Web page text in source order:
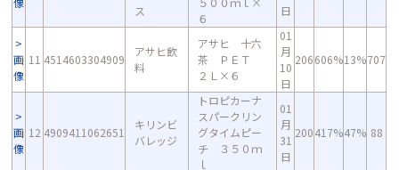
ス
６
日
画
像
11 4514603304909
アサヒ飲
料
アサヒ 十六
茶 ＰＥＴ
２Ｌ×６
01
月
10
日
206606%13%707
画
像
12 4909411062651
キリンビ
バレッジ
トロピカーナ
スパークリン
グタイムピー
チ ３５０ｍ
ｌ
01
月
31
日
200417%47% 88